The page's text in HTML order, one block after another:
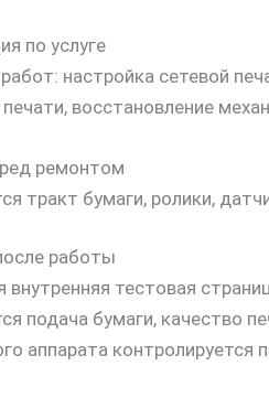
по услуге
настройка сетевой
восстановление
ремонтом
тракт бумаги, ролики,
работы
внутренняя тестовая
подача бумаги, качество
аппарата контролируется